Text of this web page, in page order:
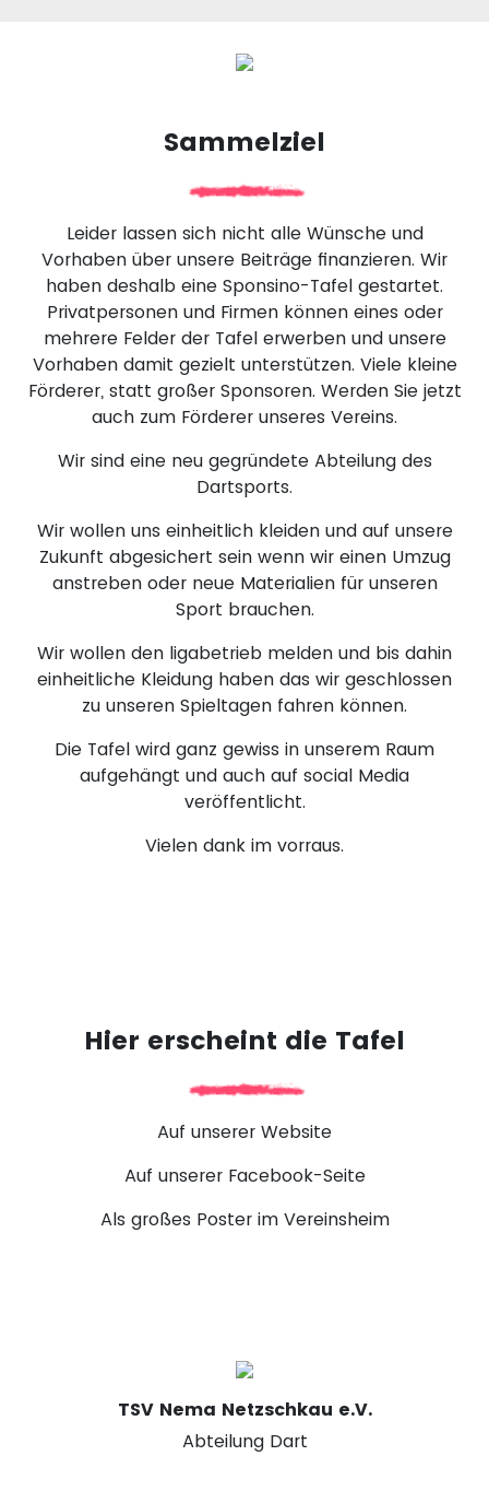
Sammelziel
Leider lassen sich nicht alle Wünsche und
Vorhaben über unsere Beiträge finanzieren. Wir
haben deshalb eine Sponsino-Tafel gestartet.
Privatpersonen und Firmen können eines oder
mehrere Felder der Tafel erwerben und unsere
Vorhaben damit gezielt unterstützen. Viele kleine
Förderer, statt großer Sponsoren. Werden Sie jetzt
auch zum Förderer unseres Vereins.
Wir sind eine neu gegründete Abteilung des
Dartsports.
Wir wollen uns einheitlich kleiden und auf unsere
Zukunft abgesichert sein wenn wir einen Umzug
anstreben oder neue Materialien für unseren
Sport brauchen.
Wir wollen den ligabetrieb melden und bis dahin
einheitliche Kleidung haben das wir geschlossen
zu unseren Spieltagen fahren können.
Die Tafel wird ganz gewiss in unserem Raum
aufgehängt und auch auf social Media
veröffentlicht.
Vielen dank im vorraus.
Hier erscheint die Tafel
Auf unserer Website
Auf unserer Facebook-Seite
Als großes Poster im Vereinsheim
TSV Nema Netzschkau e.V.
Abteilung Dart